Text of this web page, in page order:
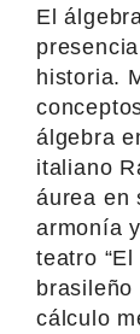
El
historia.
álgebra
italiano
áurea en
armonía
teatro
brasileño
cálculo